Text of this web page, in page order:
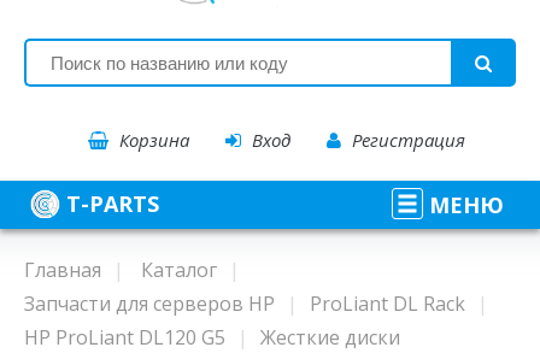
Корзина Вход Регистрация
T-PARTS МЕНЮ
Главная
Каталог
Запчасти для серверов HP
ProLiant DL Rack
HP ProLiant DL120 G5
Жесткие диски